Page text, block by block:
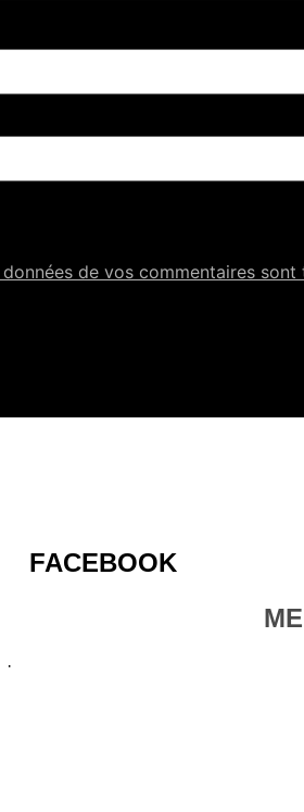
de vos commentaires sont
FACEBOOK